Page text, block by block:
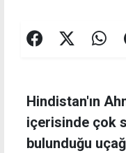
Hindistan'ın
içerisinde çok
bulunduğu